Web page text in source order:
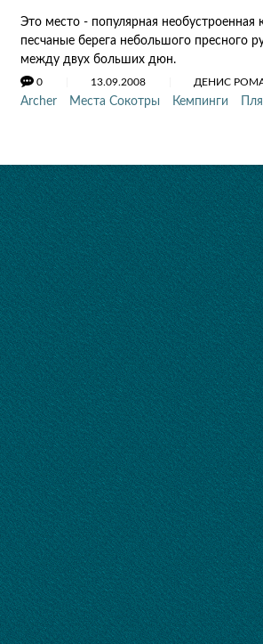
Это место - популярная
песчаные берега небольшого пресного
между двух больших дюн.
0 13.09.2008 ДЕНИС
Archer Места Сокотры Кемпинги